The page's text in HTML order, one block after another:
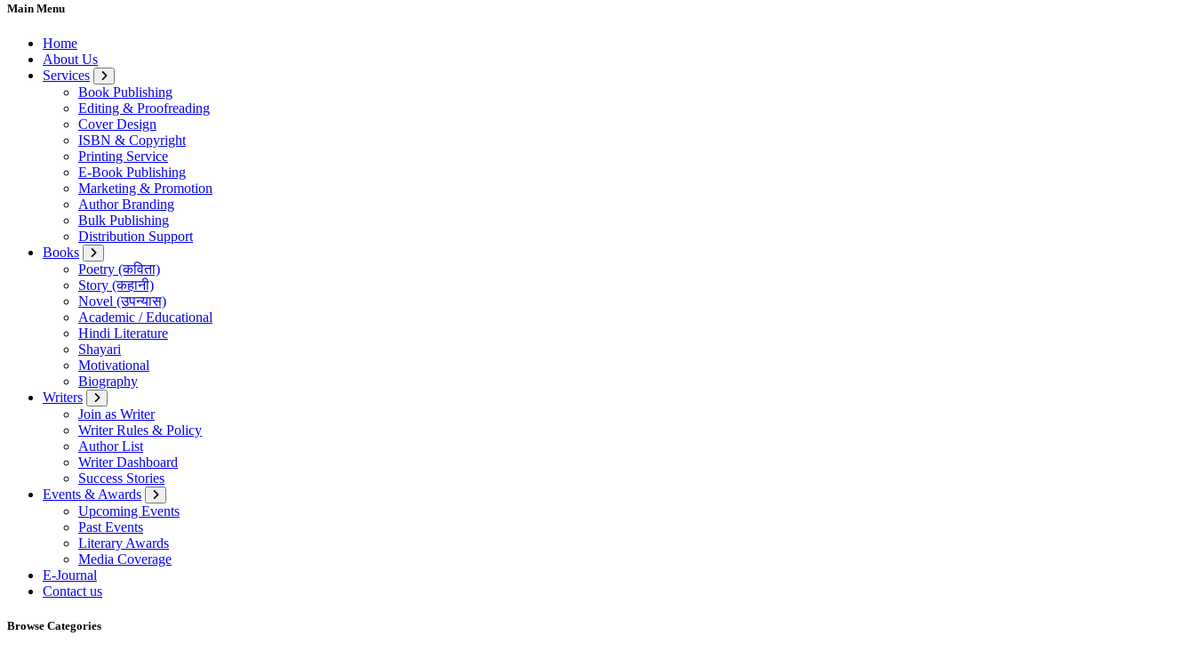
Main Menu
Home
About Us
Services
Book Publishing
Editing & Proofreading
Cover Design
ISBN & Copyright
Printing Service
E-Book Publishing
Marketing & Promotion
Author Branding
Bulk Publishing
Distribution Support
Books
Poetry (कविता)
Story (कहानी)
Novel (उपन्यास)
Academic / Educational
Hindi Literature
Shayari
Motivational
Biography
Writers
Join as Writer
Writer Rules & Policy
Author List
Writer Dashboard
Success Stories
Events & Awards
Upcoming Events
Past Events
Literary Awards
Media Coverage
E-Journal
Contact us
Browse Categories